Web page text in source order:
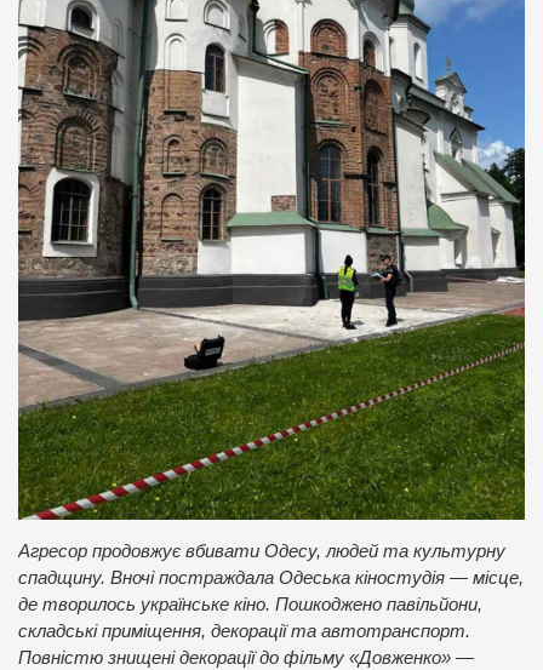
Агресор продовжує вбивати Одесу, людей та культурну
спадщину. Вночі постраждала Одеська кіностудія — місце,
де творилось українське кіно. Пошкоджено павільйони,
складські приміщення, декорації та автотранспорт.
Повністю знищені декорації до фільму «Довженко» —